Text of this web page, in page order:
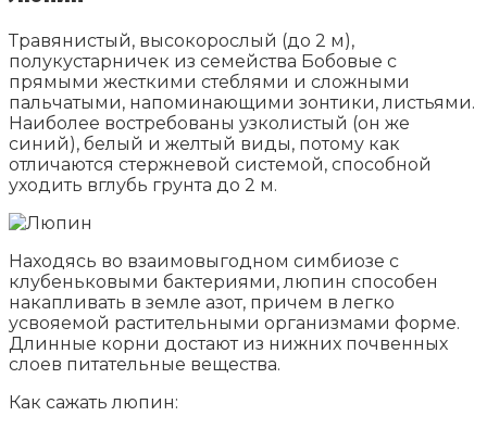
Травянистый, высокорослый (до 2 м),
полукустарничек из семейства Бобовые с
прямыми жесткими стеблями и сложными
пальчатыми, напоминающими зонтики, листьями.
Наиболее востребованы узколистый (он же
синий), белый и желтый виды, потому как
отличаются стержневой системой, способной
уходить вглубь грунта до 2 м.
Находясь во взаимовыгодном симбиозе с
клубеньковыми бактериями, люпин способен
накапливать в земле азот, причем в легко
усвояемой растительными организмами форме.
Длинные корни достают из нижних почвенных
слоев питательные вещества.
Как сажать люпин: